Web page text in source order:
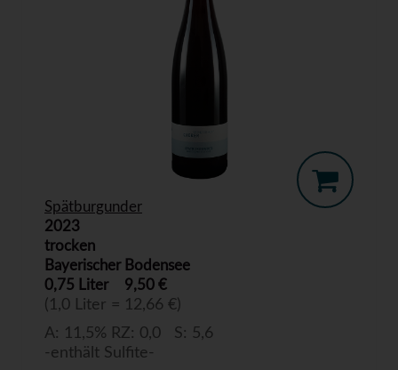
Spätburgunder
2023
trocken
Bayerischer Bodensee
0,75 Liter
9,50 €
(1,0 Liter = 12,66 €)
A: 11,5% RZ: 0,0 S: 5,6
-enthält Sulfite-